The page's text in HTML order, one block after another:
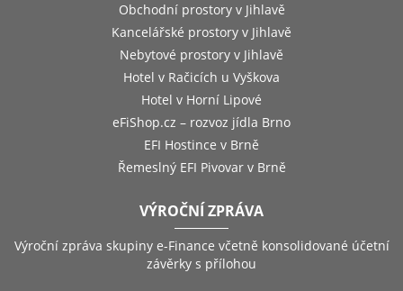
Obchodní prostory v Jihlavě
Kancelářské prostory v Jihlavě
Nebytové prostory v Jihlavě
Hotel v Račicích u Vyškova
Hotel v Horní Lipové
eFiShop.cz – rozvoz jídla Brno
EFI Hostince v Brně
Řemeslný EFI Pivovar v Brně
VÝROČNÍ ZPRÁVA
Výroční zpráva skupiny e-Finance včetně konsolidované účetní
závěrky s přílohou